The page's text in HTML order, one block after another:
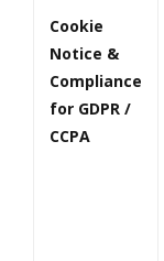
Cookie
Notice &
Compliance
for GDPR /
CCPA